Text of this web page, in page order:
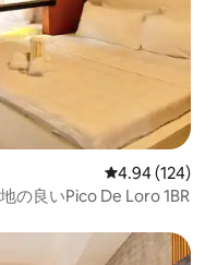
レビュー124
4.94 (124)
の良いPico De Loro 1BR